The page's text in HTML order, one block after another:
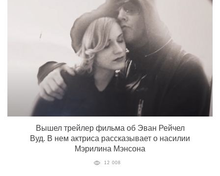
Вышел трейлер фильма об Эван Рейчел
Вуд. В нем актриса рассказывает о насилии
Мэрилина Мэнсона
12 008